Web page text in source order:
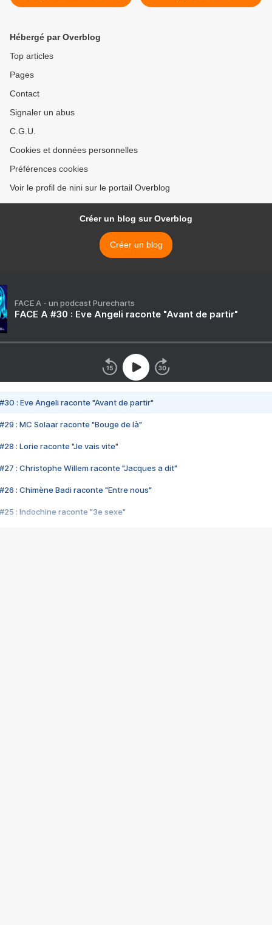
Hébergé par Overblog
Top articles
Pages
Contact
Signaler un abus
C.G.U.
Cookies et données personnelles
Préférences cookies
Voir le profil de nini sur le portail Overblog
Créer un blog sur Overblog
Créer un blog
FACE A - un podcast Purecharts
FACE A #30 : Eve Angeli raconte "Avant de partir"
#30 : Eve Angeli raconte "Avant de partir"
#29 : MC Solaar raconte "Bouge de là"
#28 : Lorie raconte "Je vais vite"
#27 : Christophe Willem raconte "Jacques a dit"
#26 : Chimène Badi raconte "Entre nous"
#25 : Indochine raconte "3e sexe"